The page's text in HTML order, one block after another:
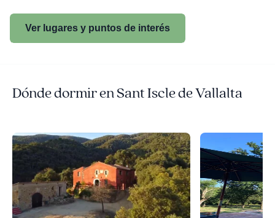
Ver lugares y puntos de interés
Dónde dormir en Sant Iscle de Vallalta